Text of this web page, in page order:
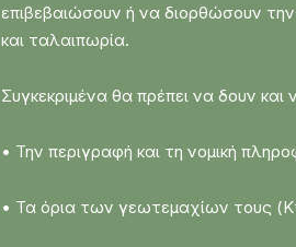
επιβεβαιώσουν ή να διορθώσουν
και ταλαιπωρία.
Συγκεκριμένα θα πρέπει να δουν και
• Την περιγραφή και τη νομική
• Τα όρια των γεωτεμαχίων τους